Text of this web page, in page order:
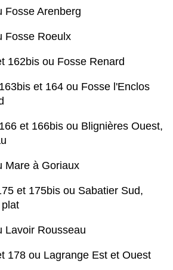
Fosse Arenberg
Fosse Roeulx
162bis ou Fosse Renard
et 164 ou Fosse l'Enclos
et 166bis ou Blignières Ouest,
Mare à Goriaux
et 175bis ou Sabatier Sud,
Lavoir Rousseau
178 ou Lagrange Est et Ouest